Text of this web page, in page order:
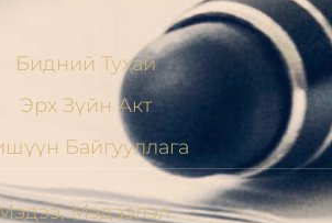
Бидний Тухай
Эрх Зүйн Акт
Байгууллага
Мэдээлэл